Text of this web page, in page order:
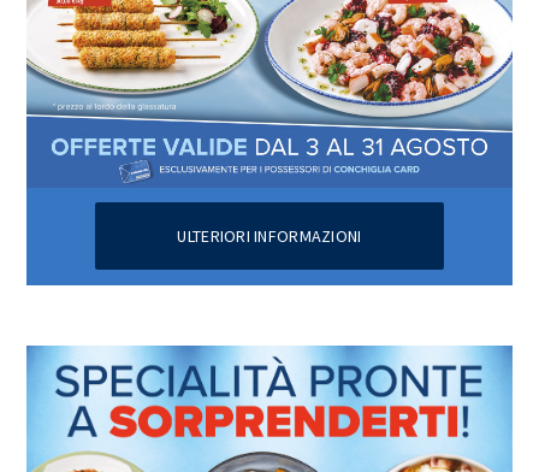
ULTERIORI INFORMAZIONI